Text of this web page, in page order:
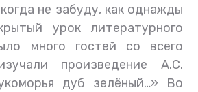
не забуду, как однажды
урок литературного
много гостей со всего
произведение А.С.
дуб зелёный…» Во